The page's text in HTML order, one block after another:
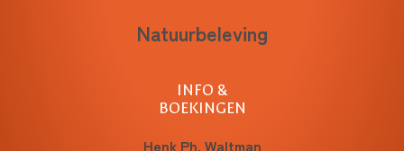
Natuurbeleving
INFO &
BOEKINGEN
Henk Ph. Waltman